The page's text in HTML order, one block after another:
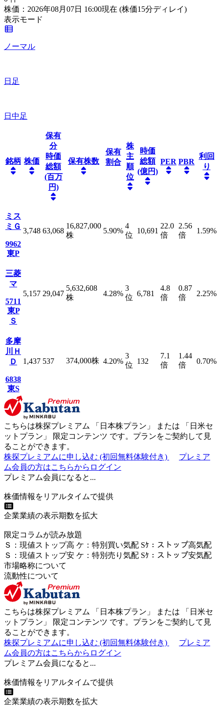
株価：2026年08月07日 16:00現在 (株価15分ディレイ)
表示モード
ノーマル
日足
日中足
銘柄 株価
保有
分
時価
総額
(百万
円)
保有株数
保有
割合
株
主
順
位
時価
総額
(億円)
PER PBR
利回
り
ミス
ミＧ
9962
東P
3,748 63,068
16,827,000
株
5.90%
4
位
10,691
22.0
倍
2.56
倍
1.59%
三菱
マ
5711
東P
Ｓ
5,157 29,047
5,632,608
株
4.28%
3
位 6,781
4.8
倍
0.87
倍
2.25%
多摩
川Ｈ
Ｄ
6838
東S
1,437 537 374,000株 4.20%
3
位 132
7.1
倍
1.44
倍
0.70%
こちらは株探プレミアム 「 日本株プラン 」 または 「 日米セ
ットプラン 」 限定コンテンツ です。プランをご契約して見
ることができます。
株探プレミアムに申し込む (初回無料体験付き)
プレミア
ム会員の方はこちらからログイン
プレミアム会員になると...
株価情報をリアルタイムで提供
企業業績の表示期数を拡大
限定コラムが読み放題
Ｓ ： 現値ストップ高 ケ ： 特別買い気配 Sｹ ： ストップ高気配
Ｓ ： 現値ストップ安 ケ ： 特別売 り 気配 Sｹ ： ストップ安気配
市場略称について
流動性について
こちらは株探プレミアム 「 日本株プラン 」 または 「 日米セ
ットプラン 」 限定コンテンツ です。プランをご契約して見
ることができます。
株探プレミアムに申し込む (初回無料体験付き)
プレミア
ム会員の方はこちらからログイン
プレミアム会員になると...
株価情報をリアルタイムで提供
企業業績の表示期数を拡大